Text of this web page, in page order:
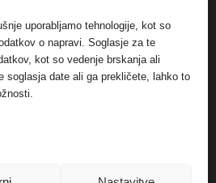
uporabljamo tehnologije, kot so
o napravi. Soglasje za te
kot so vedenje brskanja ali
soglasja date ali ga prekličete, lahko to
Verbund
januarja, 2018
cvetličarskega